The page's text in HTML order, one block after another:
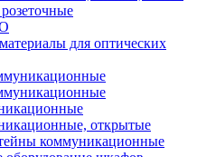
для оптических
открытые
коммуникационные